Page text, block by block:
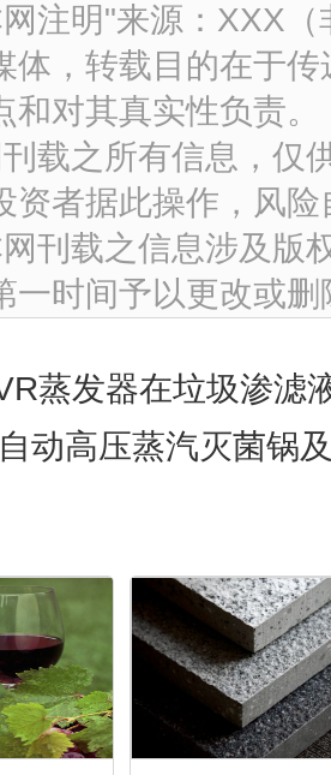
注明"来源：XXX
体，转载目的在于
和对其真实性负责。
载之所有信息，仅
资者据此操作，风险
刊载之信息涉及版
一时间予以更改或删
蒸发器在垃圾渗滤
动高压蒸汽灭菌锅